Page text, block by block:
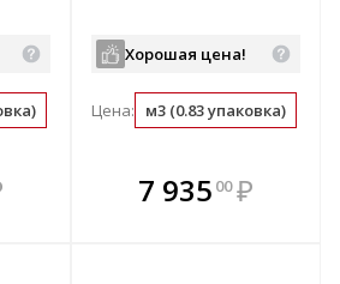
упаковка (1.2 м3) м2 (0.03 м3)
В комплекте
всегда выгоднее!
Хорошая цена!
Цена: м3 (0.83 упаковка)
7 935 00 ₽